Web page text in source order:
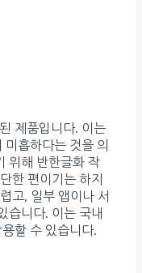
제품입니다. 이는
흡하다는 것을 의
위해 반한글화 작
한 편이기는 하지
고, 일부 앱이나 서
습니다. 이는 국내
할 수 있습니다.